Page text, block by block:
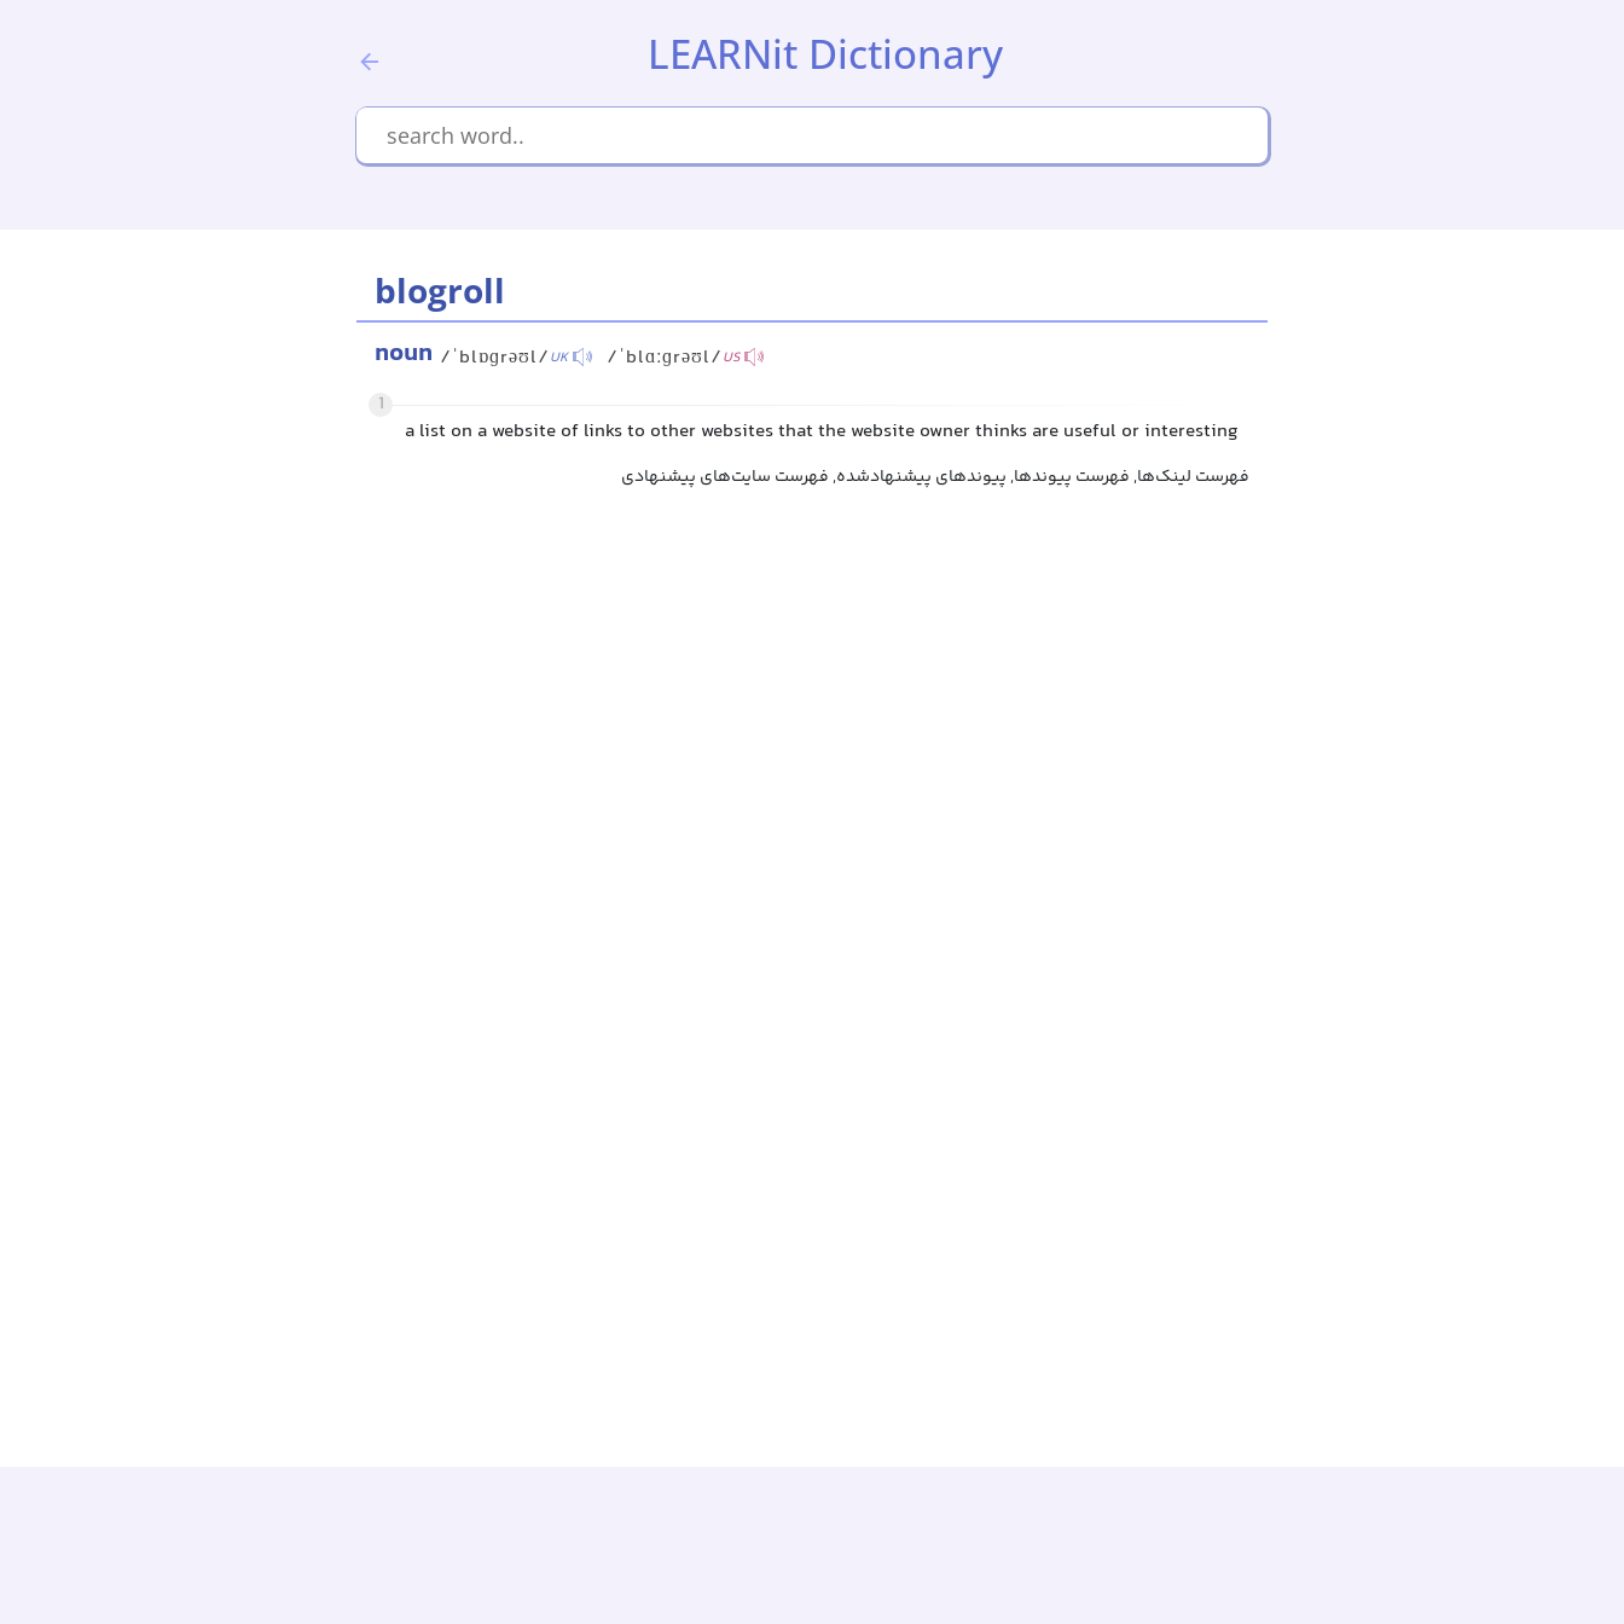
LEARNit Dictionary
blogroll
noun /ˈblɒɡrəʊl/UK /ˈblɑːɡrəʊl/US
1
a list on a website of links to other websites that the website owner thinks are useful or interesting
فهرست لینک‌ها, فهرست پیوندها, پیوندهای پیشنهادشده, فهرست سایت‌های پیشنهادی